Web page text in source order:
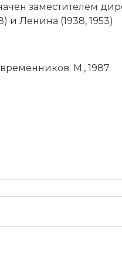
заместителем
Ленина (1938, 1953)
М., 1987.